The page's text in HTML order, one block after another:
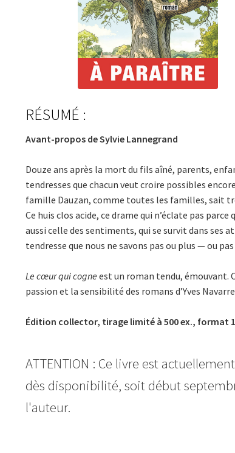
RÉSUMÉ :
Avant-propos de Sylvie Lannegrand
Douze ans après la mort du fils aîné, parents,
tendresses que chacun veut croire possibles
famille Dauzan, comme toutes les familles, sait
Ce huis clos acide, ce drame qui n’éclate pas
aussi celle des sentiments, qui se survit dans ses
tendresse que nous ne savons pas ou plus — ou
Le cœur qui cogne est un roman tendu, émouvant.
passion et la sensibilité des romans d’Yves
Édition collector, tirage limité à 500 ex., format
ATTENTION : Ce livre est
dès disponibilité, soit début
l'auteur.